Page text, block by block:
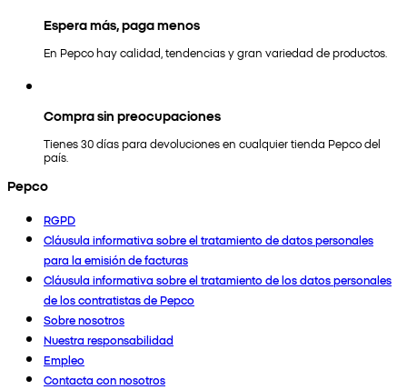
Espera más, paga menos
En Pepco hay calidad, tendencias y gran variedad de productos.
Compra sin preocupaciones
Tienes 30 días para devoluciones en cualquier tienda Pepco del
país.
Pepco
RGPD
Cláusula informativa sobre el tratamiento de datos personales
para la emisión de facturas
Cláusula informativa sobre el tratamiento de los datos personales
de los contratistas de Pepco
Sobre nosotros
Nuestra responsabilidad
Empleo
Contacta con nosotros